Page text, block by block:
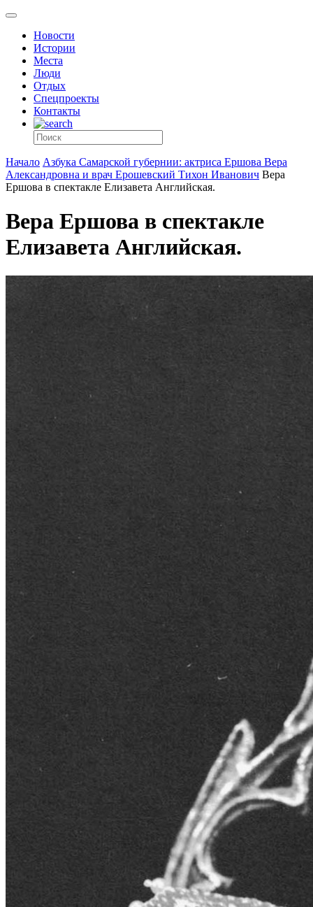
Новости
Истории
Места
Люди
Отдых
Спецпроекты
Контакты
Начало Азбука Самарской губернии: актриса Ершова Вера
Александровна и врач Ерошевский Тихон Иванович Вера
Ершова в спектакле Елизавета Английская.
Вера Ершова в спектакле
Елизавета Английская.